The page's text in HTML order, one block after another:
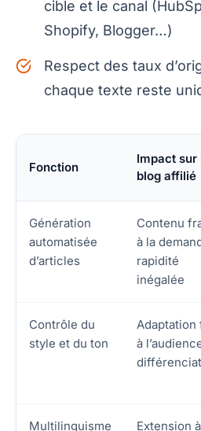
cible et le canal
Shopify, Blogger…)
Respect des taux
chaque texte reste
Fonction
Impact sur
blog affilié
Génération
automatisée
d’articles
Contenu
à la
rapidité
inégalée
Contrôle du
style et du ton
Adaptation
à
Multilinguisme
Extension à